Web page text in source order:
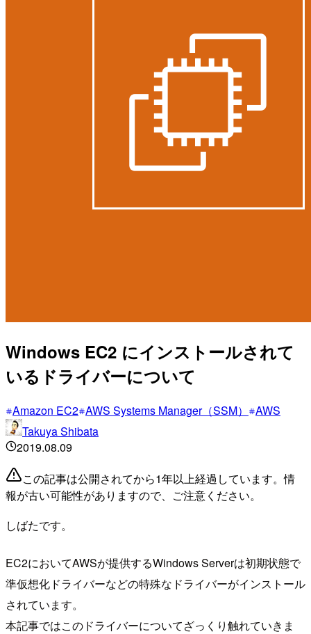
Windows EC2 にインストールされて
いるドライバーについて
Amazon EC2 AWS Systems Manager（SSM）
AWS
Takuya Shibata
2019.08.09
この記事は公開されてから1年以上経過しています。情
報が古い可能性がありますので、ご注意ください。
しばたです。
EC2においてAWSが提供するWindows Serverは初期状態で
準仮想化ドライバーなどの特殊なドライバーがインストール
されています。
本記事ではこのドライバーについてざっくり触れていきま